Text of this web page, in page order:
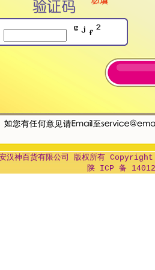
汉神百货有限公司 版权所有
陕 ICP 备